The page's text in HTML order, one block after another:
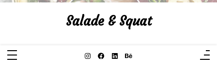
Aller
Salade & Squat